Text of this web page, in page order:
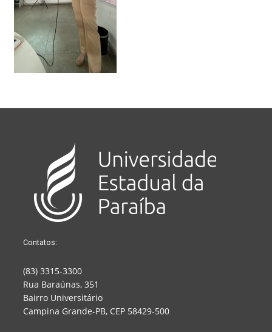
Contatos:
(83) 3315-3300
Rua Baraúnas, 351
Bairro Universitário
Campina Grande-PB, CEP 58429-500